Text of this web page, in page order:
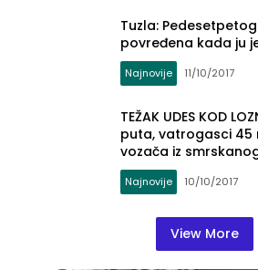
Tuzla:
povređena kada ju
Najnovije 11/10/2017
TEŽAK UDES KOD
puta, vatrogasci 45
vozača iz
Najnovije 10/10/2017
View More